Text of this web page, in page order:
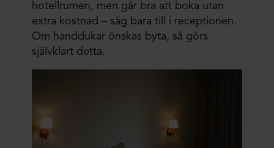
hotellrumen, men går bra att boka utan
extra kostnad – säg bara till i receptionen.
Om handdukar önskas byta, så görs
självklart detta.